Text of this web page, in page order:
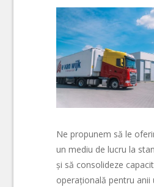
Ne propunem să le
un mediu de lucru la
și să consolideze
operațională pentru anii